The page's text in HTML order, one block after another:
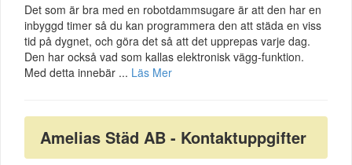
Det som är bra med en robotdammsugare är att den har en
inbyggd timer så du kan programmera den att städa en viss
tid på dygnet, och göra det så att det upprepas varje dag.
Den har också vad som kallas elektronisk vägg-funktion.
Med detta innebär ... Läs Mer
Amelias Städ AB - Kontaktuppgifter